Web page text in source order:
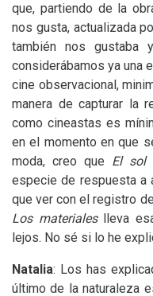
que, partiendo de la
nos gusta, actualizada
también nos gustaba
considerábamos ya una
cine observacional,
manera de capturar la
como cineastas es
en el momento en que
moda, creo que El sol
especie de respuesta a
que ver con el registro
Los materiales lleva
lejos. No sé si lo he
Natalia: Los has
último de la naturaleza